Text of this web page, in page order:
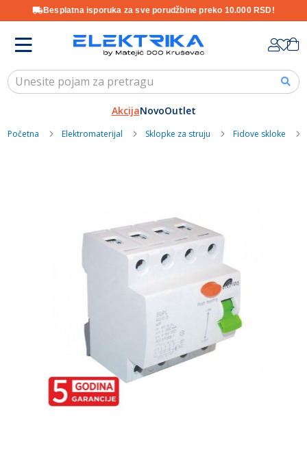
Besplatna isporuka za sve porudžbine preko 10.000 RSD!
Content
AkcijaNovoOutlet
Početna Elektromaterijal Sklopke za struju Fidove skloke